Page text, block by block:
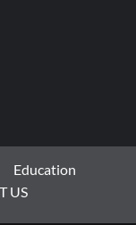
Education
US